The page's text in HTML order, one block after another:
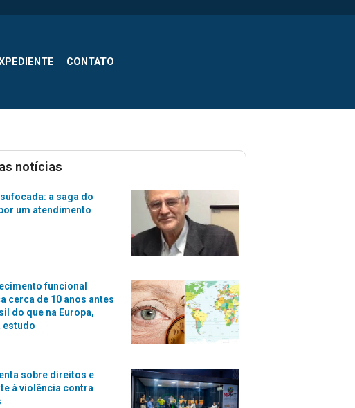
CONTATO
notícias
a saga do
um atendimento
funcional
cerca de 10 anos antes
do que na Europa,
estudo
sobre direitos e
à violência contra